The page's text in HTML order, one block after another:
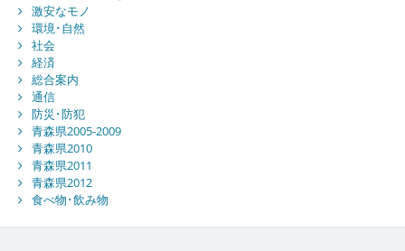
激安なモノ
環境･自然
社会
経済
総合案内
通信
防災･防犯
青森県2005-2009
青森県2010
青森県2011
青森県2012
食べ物･飲み物